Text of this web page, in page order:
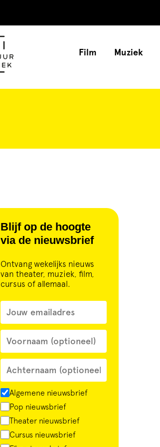
Film Muziek
Blijf op de hoogte
via de nieuwsbrief
Ontvang wekelijks nieuws
van theater, muziek, film,
cursus of allemaal.
Algemene nieuwsbrief
Pop nieuwsbrief
Theater nieuwsbrief
Cursus nieuwsbrief